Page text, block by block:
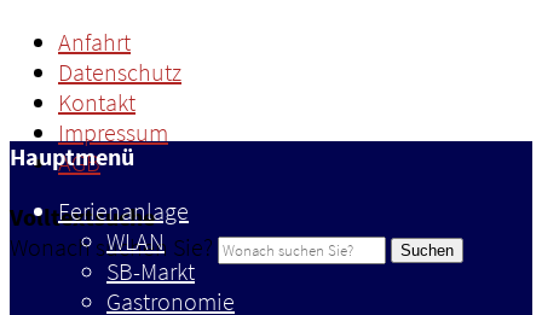
Anfahrt
Datenschutz
Kontakt
Impressum
AGB
Volltextsuche
Wonach suchen Sie?
Suchen
Hauptmenü
Ferienanlage
WLAN
SB-Markt
Gastronomie